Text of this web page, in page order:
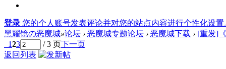
登录 您的个人账号发表评论并对您的站点内容进行个性化设置
黑耀镜の恶魔城»论坛 › 恶魔城专题论坛 › 恶魔城下载 › [重发]
123 / 3 页下一页
返回列表